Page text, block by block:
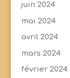
juin 2024
mai 2024
avril 2024
mars 2024
février 2024